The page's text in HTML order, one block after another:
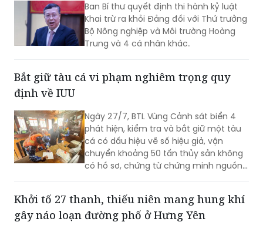
Ban Bí thư quyết định thi hành kỷ luật
Khai trừ ra khỏi Đảng đối với Thứ trưởng
Bộ Nông nghiệp và Môi trường Hoàng
Trung và 4 cá nhân khác.
Bắt giữ tàu cá vi phạm nghiêm trọng quy
định về IUU
Ngày 27/7, BTL Vùng Cảnh sát biển 4
phát hiện, kiểm tra và bắt giữ một tàu
cá có dấu hiệu vẽ số hiệu giả, vận
chuyển khoảng 50 tấn thủy sản không
có hồ sơ, chứng từ chứng minh nguồn
Khởi tố 27 thanh, thiếu niên mang hung khí
gây náo loạn đường phố ở Hưng Yên